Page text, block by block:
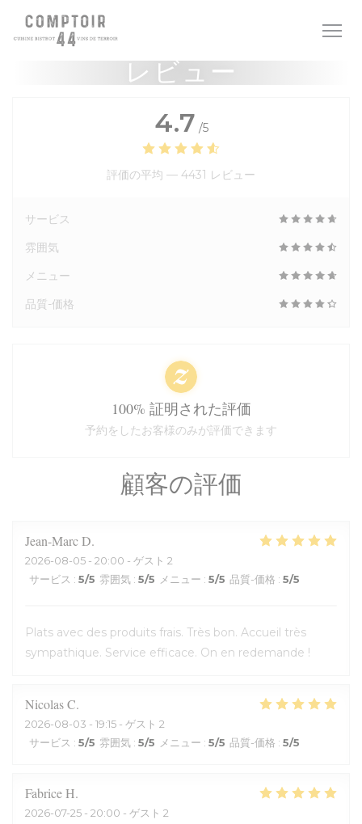
クッキー利用の管理について
レビュー
顧客の評価
Jean-MarcD
2026-08-05 - 20:00 - ゲスト 2
サービス : 5/5 雰囲気 : 5/5 メニュー : 5/5 品質-価格 : 5/5
Plats avec des produits frais. Très bon. Accueil très
sympathique. Service efficace. On en redemande !
NicolasC
2026-08-03 - 19:15 - ゲスト 2
サービス : 5/5 雰囲気 : 5/5 メニュー : 5/5 品質-価格 : 5/5
FabriceH
2026-07-25 - 20:00 - ゲスト 2
4.7 /5
評価の平均 — 4431 レビュー
サービス
雰囲気
メニュー
品質-価格
100% 証明された評価
予約をしたお客様のみが評価できます